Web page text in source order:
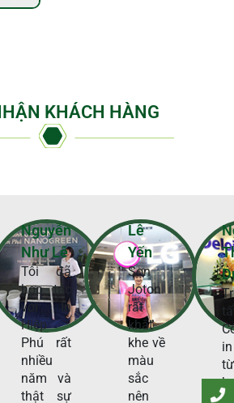
KHÁCH HÀNG
Nguyễn
Như Lê
Tôi đã
hợp tác
với In
Hiệp
Phú rất
nhiều
năm và
thật sự
Lê
Yến
Sơn
Joton
rất
khắt
khe về
màu
sắc
nên